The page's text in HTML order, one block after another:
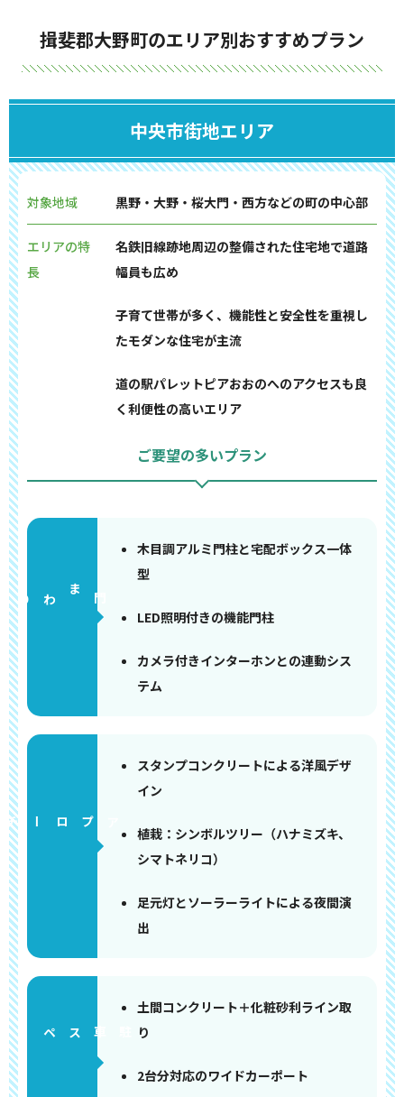
揖斐郡大野町のエリア別おすすめプラン
中央市街地エリア
対象地域 黒野・大野・桜大門・西方などの町の中心部
エリアの特
長
名鉄旧線跡地周辺の整備された住宅地で道路
幅員も広め
子育て世帯が多く、機能性と安全性を重視し
たモダンな住宅が主流
道の駅パレットピアおおのへのアクセスも良
く利便性の高いエリア
ご要望の多いプラン
門まわり
木目調アルミ門柱と宅配ボックス一体
型
LED照明付きの機能門柱
カメラ付きインターホンとの連動シス
テム
アプローチ
スタンプコンクリートによる洋風デザ
イン
植栽：シンボルツリー（ハナミズキ、
シマトネリコ）
足元灯とソーラーライトによる夜間演
出
土間コンクリート＋化粧砂利ライン取
り
2台分対応のワイドカーポート